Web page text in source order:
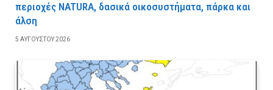
περιοχές NATURA, δασικά οικοσυστήματα, πάρκα και
άλση
5 ΑΥΓΟΎΣΤΟΥ 2026